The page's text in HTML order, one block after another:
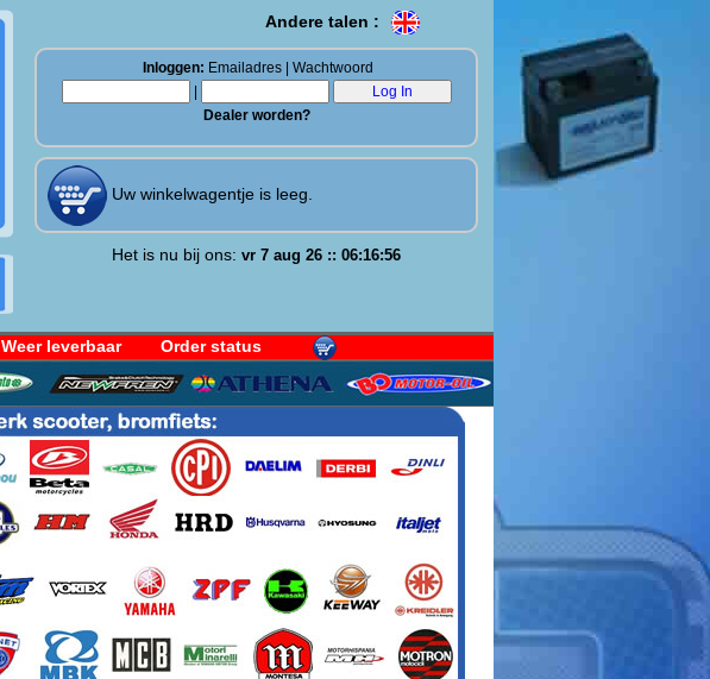
Andere talen :
Inloggen: Emailadres | Wachtwoord
Dealer worden?
Uw winkelwagentje is leeg.
Het is nu bij ons: vr 7 aug 26 :: 06:16:57
Weer leverbaar Order status